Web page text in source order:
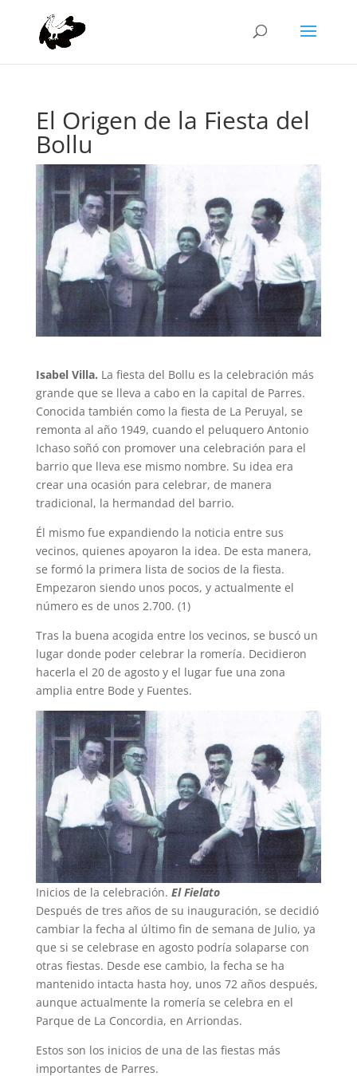
El Origen de la Fiesta del
Bollu
Isabel Villa. La fiesta del Bollu es la celebración más
grande que se lleva a cabo en la capital de Parres.
Conocida también como la fiesta de La Peruyal, se
remonta al año 1949, cuando el peluquero Antonio
Ichaso soñó con promover una celebración para el
barrio que lleva ese mismo nombre. Su idea era
crear una ocasión para celebrar, de manera
tradicional, la hermandad del barrio.
Él mismo fue expandiendo la noticia entre sus
vecinos, quienes apoyaron la idea. De esta manera,
se formó la primera lista de socios de la fiesta.
Empezaron siendo unos pocos, y actualmente el
número es de unos 2.700. (1)
Tras la buena acogida entre los vecinos, se buscó un
lugar donde poder celebrar la romería. Decidieron
hacerla el 20 de agosto y el lugar fue una zona
amplia entre Bode y Fuentes.
Inicios de la celebración. El Fielato
Después de tres años de su inauguración, se decidió
cambiar la fecha al último fin de semana de Julio, ya
que si se celebrase en agosto podría solaparse con
otras fiestas. Desde ese cambio, la fecha se ha
mantenido intacta hasta hoy, unos 72 años después,
aunque actualmente la romería se celebra en el
Parque de La Concordia, en Arriondas.
Estos son los inicios de una de las fiestas más
importantes de Parres.